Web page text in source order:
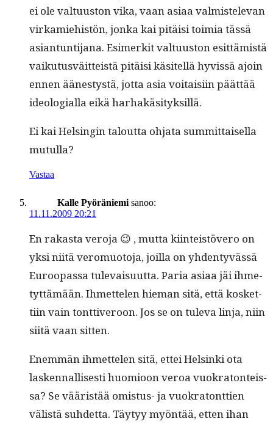
ei ole val­tu­us­ton vika, vaan asi­aa valmis­tel­e­van
virkamiehistön, jon­ka kai pitäisi toimia tässä
asiantun­ti­jana. Esimerk­it val­tu­us­ton esit­tämistä
vaiku­tusväit­teistä pitäisi käsitel­lä hyvis­sä ajoin
ennen äänestys­tä, jot­ta asia voitaisi­in päät­tää
ide­olo­gial­la eikä harhakäsityksillä.
Ei kai Helsin­gin talout­ta ohja­ta sum­mit­taisel­la
mutulla?
Vastaa
Kalle Pyöräniemi sanoo:
11.11.2009 20:21
En rakas­ta vero­ja 😉 , mut­ta kiin­teistövero on
yksi niitä vero­muo­to­ja, joil­la on yhden­tyvässä
Euroopas­sa tule­vaisu­ut­ta. Paria asi­aa jäi ihme­
tyt­tämään. Ihmette­len hie­man sitä, että kos­ket­
ti­in vain tont­tiveroon. Jos se on tule­va lin­ja, niin
siitä vaan sitten.
Enem­män ihmette­len sitä, ettei Helsin­ki ota
lasken­nal­lis­es­ti huomioon veroa vuokra­ton­teis­
sa? Se vääristää omis­tus- ja vuokra­tont­tien
välistä suhdet­ta. Täy­tyy myön­tää, etten ihan